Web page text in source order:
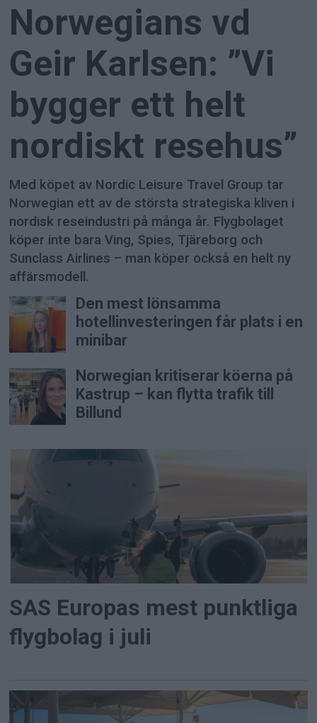
Norwegians vd
Geir Karlsen: ”Vi
bygger ett helt
nordiskt resehus”
Med köpet av Nordic Leisure Travel Group tar
Norwegian ett av de största strategiska kliven i
nordisk reseindustri på många år. Flygbolaget
köper inte bara Ving, Spies, Tjäreborg och
Sunclass Airlines – man köper också en helt ny
affärsmodell.
Den mest lönsamma
hotellinvesteringen får plats i en
minibar
Norwegian kritiserar köerna på
Kastrup – kan flytta trafik till
Billund
SAS Europas mest punktliga
flygbolag i juli